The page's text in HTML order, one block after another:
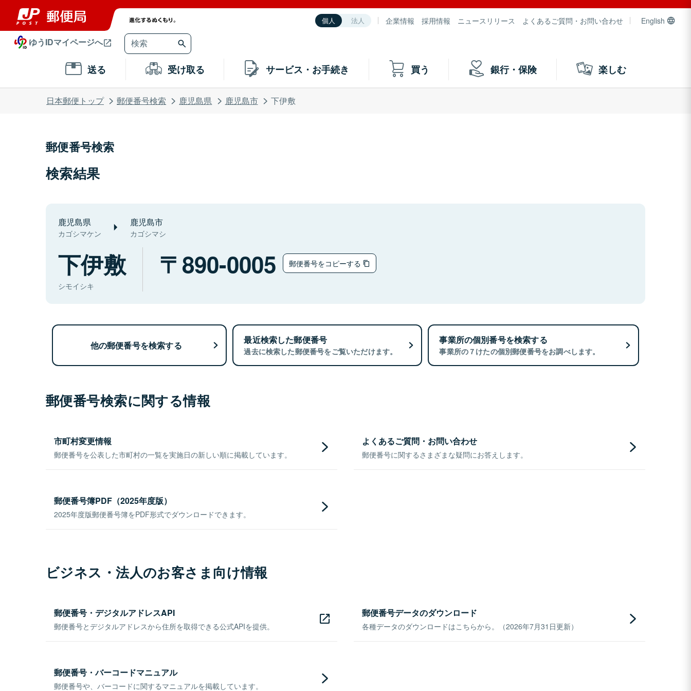
個人 法人 企業情報 採用情報 ニュースリリース よくあるご質問・お問い合わせ English
ゆうIDマイページへ
送る 受け取る サービス・お手続き 買う 銀行・保険 楽しむ
日本郵便トップ 郵便番号検索 鹿児島県 鹿児島市 下伊敷
郵便番号検索
検索結果
鹿児島県
カゴシマケン
鹿児島市
カゴシマシ
下伊敷
シモイシキ
890-0005 郵便番号をコピーする
他の郵便番号を検索する 最近検索した郵便番号
過去に検索した郵便番号をご覧いただけます。
事業所の個別番号を検索する
事業所の７けたの個別郵便番号をお調べします。
郵便番号検索に関する情報
市町村変更情報
郵便番号を公表した市町村の一覧を実施日の新しい順に掲載しています。
よくあるご質問・お問い合わせ
郵便番号に関するさまざまな疑問にお答えします。
郵便番号簿PDF（2025年度版）
2025年度版郵便番号簿をPDF形式でダウンロードできます。
ビジネス・法人のお客さま向け情報
郵便番号・デジタルアドレスAPI
郵便番号とデジタルアドレスから住所を取得できる公式APIを提供。
郵便番号データのダウンロード
各種データのダウンロードはこちらから。（2026年7月31日更新）
郵便番号・バーコードマニュアル
郵便番号や、バーコードに関するマニュアルを掲載しています。